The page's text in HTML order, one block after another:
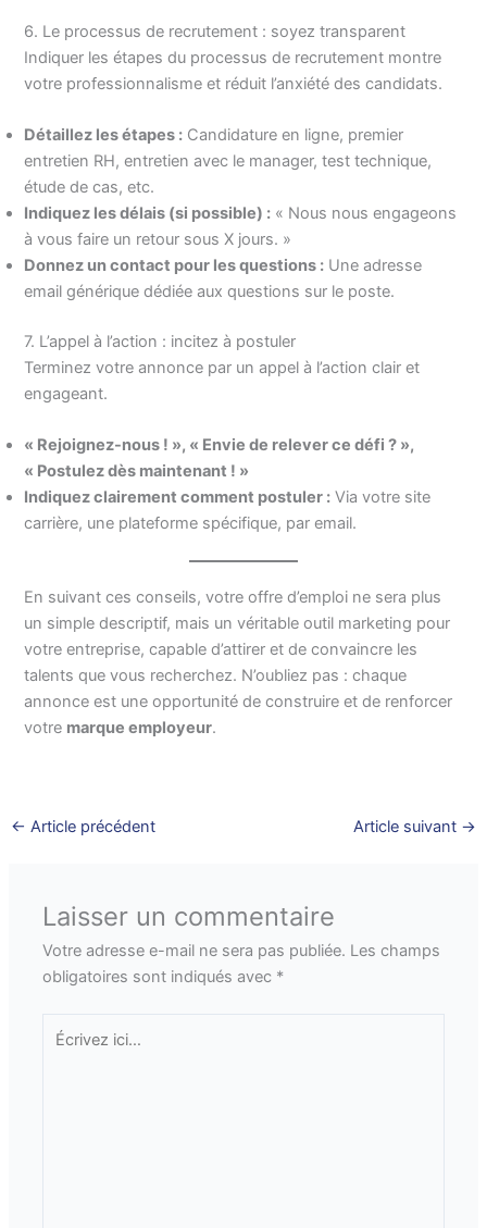
6. Le processus de recrutement : soyez transparent
Indiquer les étapes du processus de recrutement montre
votre professionnalisme et réduit l’anxiété des candidats.
Détaillez les étapes : Candidature en ligne, premier
entretien RH, entretien avec le manager, test technique,
étude de cas, etc.
Indiquez les délais (si possible) : « Nous nous engageons
à vous faire un retour sous X jours. »
Donnez un contact pour les questions : Une adresse
email générique dédiée aux questions sur le poste.
7. L’appel à l’action : incitez à postuler
Terminez votre annonce par un appel à l’action clair et
engageant.
« Rejoignez-nous ! », « Envie de relever ce défi ? »,
« Postulez dès maintenant ! »
Indiquez clairement comment postuler : Via votre site
carrière, une plateforme spécifique, par email.
En suivant ces conseils, votre offre d’emploi ne sera plus
un simple descriptif, mais un véritable outil marketing pour
votre entreprise, capable d’attirer et de convaincre les
talents que vous recherchez. N’oubliez pas : chaque
annonce est une opportunité de construire et de renforcer
votre marque employeur.
← Article précédent Article suivant →
Laisser un commentaire
Votre adresse e-mail ne sera pas publiée. Les champs
obligatoires sont indiqués avec *
Écrivez
ici…